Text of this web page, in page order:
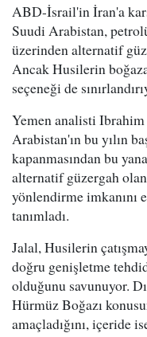
ABD-İsrail'in İran'a
Suudi Arabistan,
üzerinden alternatif
Ancak Husilerin
seçeneği de
Yemen analisti
Arabistan'ın bu yılın
kapanmasından bu
alternatif güzergah
yönlendirme
tanımladı.
Jalal, Husilerin
doğru genişletme
olduğunu savunuyor.
Hürmüz Boğazı
amaçladığını, içeride